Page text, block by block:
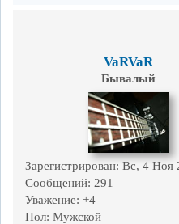
VaRVaR
Бывалый
Зарегистрирован: Вс, 4 Ноя
Сообщений: 291
Уважение: +4
Пол: Мужской